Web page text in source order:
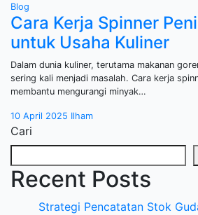
Blog
Cara Kerja Spinner
untuk Usaha Kuliner
Dalam dunia kuliner, terutama makanan
sering kali menjadi masalah. Cara kerja
membantu mengurangi minyak…
10 April 2025 Ilham
Cari
Recent Posts
Strategi Pencatatan Stok